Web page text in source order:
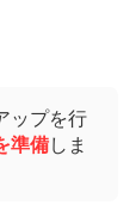
ップを行
準備しま